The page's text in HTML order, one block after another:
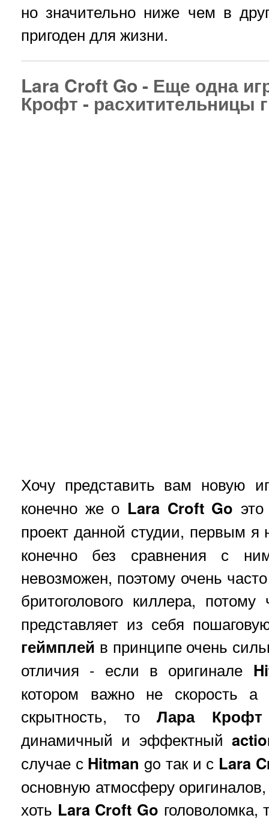
но значительно ниже чем в
пригоден для жизни.
Lara Croft Go - Еще одна
Крофт - расхитительницы
Хочу представить вам новую
конечно же о Lara Croft Go
проект данной студии, первым
конечно без сравнения с
невозможен, поэтому очень
бритоголового киллера,
представляет из себя
геймплей в принципе очень
отличия - если в оригинале
котором важно не скорость а
скрытность, то Лара Крофт
динамичный и эффектный
случае с Hitman go так и с Lara
основную атмосферу оригиналов,
хоть Lara Croft Go